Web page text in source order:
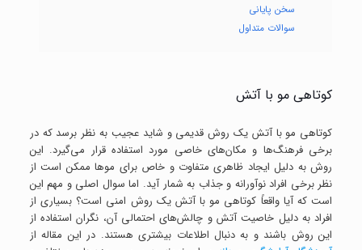
سخن پایانی
سوالات متداول
کوتاهی مو با آتش
کوتاهی مو با آتش یک روش قدیمی و شاید عجیب به نظر برسد که در
برخی فرهنگ‌ها و مکان‌های خاصی مورد استفاده قرار می‌گیرد. این
روش به دلیل ایجاد ظاهری متفاوت و خاص برای موها ممکن است از
نظر برخی افراد نوآورانه و جذاب به شمار آید. اما سوال اصلی و مهم این
است که آیا واقعاً کوتاهی مو با آتش یک روش امنی است؟ بسیاری از
افراد به دلیل خاصیت آتش و چالش‌های احتمالی آن، نگران استفاده از
این روش باشند و به دنبال اطلاعات بیشتری هستند. در این مقاله از